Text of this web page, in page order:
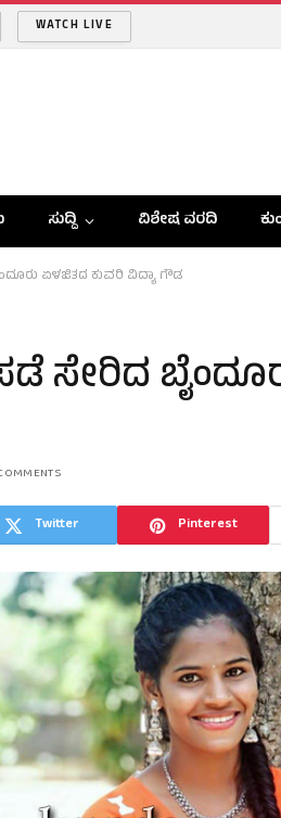
WATCH LIVE
ಸುದ್ದಿ ವಿಶೇಷ ವರದಿ
ಏಳಜಿತದ ಕುವರಿ ವಿದ್ಯಾ ಗೌಡ
ಸೇರಿದ
Twitter Pinterest